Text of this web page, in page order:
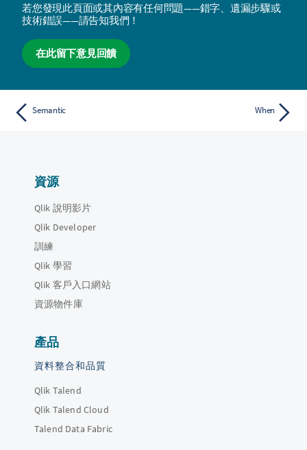
若您發現此頁面或其內容有任何問題——錯字、遺漏步驟或
技術錯誤——請告知我們！
在此留下意見回饋
Semantic When
資源
Qlik 說明影片
Qlik Developer
訓練
Qlik 學習
Qlik 客戶入口網站
資源物件庫
產品
資料整合和品質
Qlik Talend
Qlik Talend Cloud
Talend Data Fabric